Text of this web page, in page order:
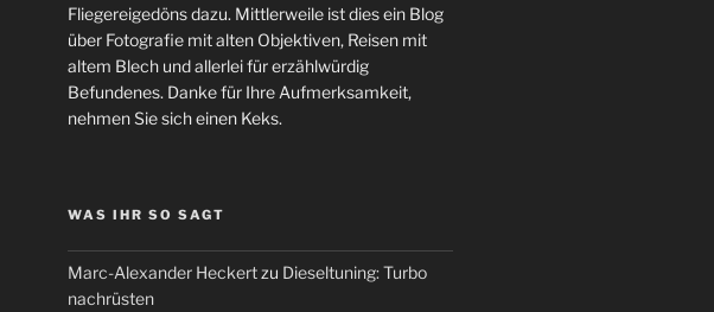
Fliegereigedöns dazu. Mittlerweile ist dies ein Blog
über Fotografie mit alten Objektiven, Reisen mit
altem Blech und allerlei für erzählwürdig
Befundenes. Danke für Ihre Aufmerksamkeit,
nehmen Sie sich einen Keks.
WAS IHR SO SAGT
Marc-Alexander Heckertzu Dieseltuning: Turbo
nachrüsten